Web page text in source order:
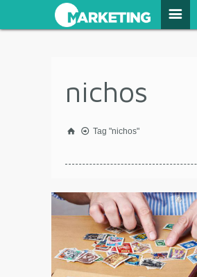
nichos
Tag "nichos"